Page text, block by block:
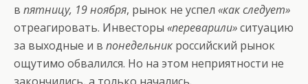
в пятницу, 19 ноября, рынок не успел «как следует»
отреагировать. Инвесторы «переварили»ситуацию
за выходные и в понедельник российский рынок
ощутимо обвалился. Но на этом неприятности не